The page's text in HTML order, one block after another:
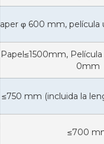
aper φ 600 mm, película
Papel≤1500mm,
0mm
≤750 mm (incluida la
≤700